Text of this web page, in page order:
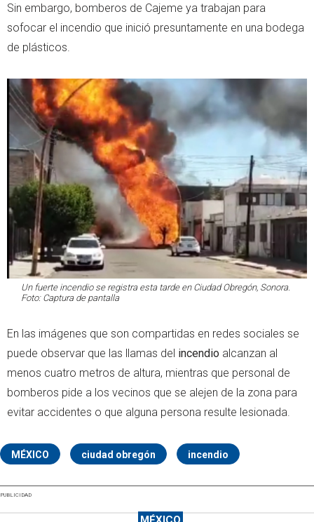
Sin embargo, bomberos de Cajeme ya trabajan para
sofocar el incendio que inició presuntamente en una bodega
de plásticos.
Un fuerte incendio se registra esta tarde en Ciudad Obregón, Sonora.
Foto: Captura de pantalla
En las imágenes que son compartidas en redes sociales se
puede observar que las llamas del incendio alcanzan al
menos cuatro metros de altura, mientras que personal de
bomberos pide a los vecinos que se alejen de la zona para
evitar accidentes o que alguna persona resulte lesionada.
MÉXICO ciudad obregón incendio
PUBLICIDAD